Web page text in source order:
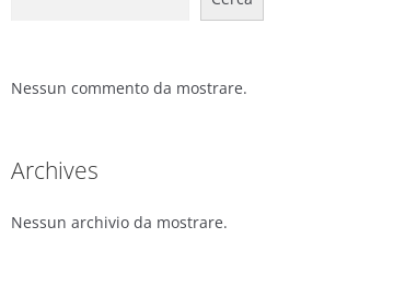
Nessun commento da mostrare.
Archives
Nessun archivio da mostrare.